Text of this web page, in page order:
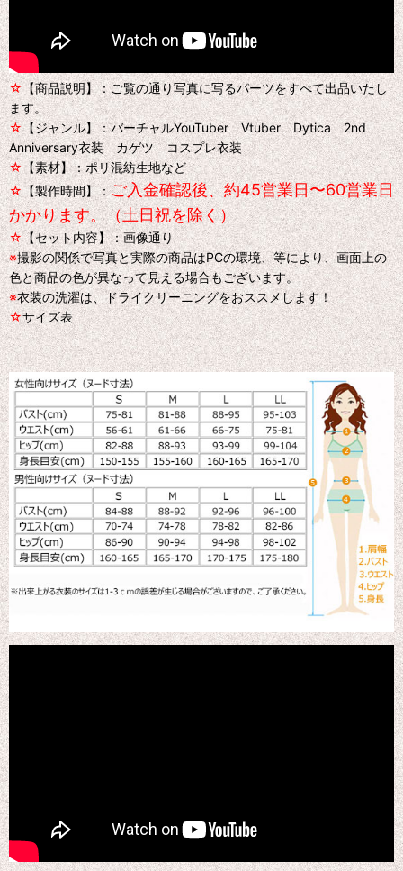
☆【商品説明】：ご覧の通り写真に写るパーツをすべて出品いたし
ます。
☆【ジャンル】：バーチャルYouTuber Vtuber Dytica 2nd
Anniversary衣装 カゲツ コスプレ衣装
☆【素材】：ポリ混紡生地など
☆【製作時間】：ご入金確認後、約45営業日〜60営業日
かかります。（土日祝を除く）
☆【セット内容】：画像通り
※撮影の関係で写真と実際の商品はPCの環境、等により、画面上の
色と商品の色が異なって見える場合もございます。
※衣装の洗濯は、ドライクリーニングをおススメします！
☆サイズ表